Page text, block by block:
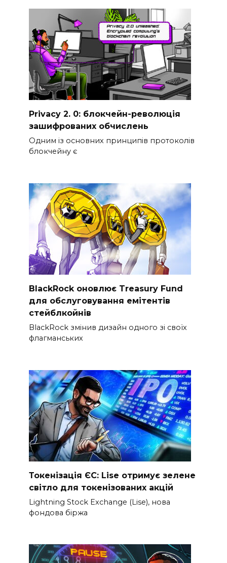
Privacy 2. 0: блокчейн-революція
зашифрованих обчислень
Одним із основних принципів протоколів
блокчейну є
BlackRock оновлює Treasury Fund
для обслуговування емітентів
стейблкойнів
BlackRock змінив дизайн одного зі своїх
флагманських
Токенізація ЄС: Lise отримує зелене
світло для токенізованих акцій
Lightning Stock Exchange (Lise), нова
фондова біржа